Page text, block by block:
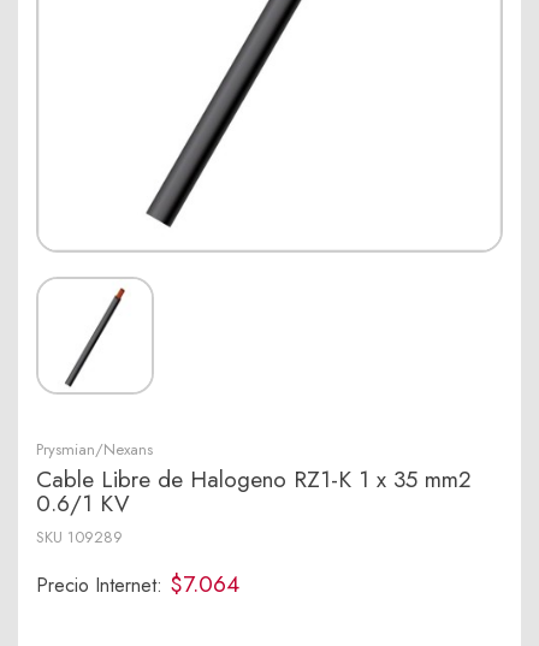
Prysmian/Nexans
Cable Libre de Halogeno RZ1-K 1 x 35 mm2
0.6/1 KV
SKU 109289
Precio Internet: $7.064